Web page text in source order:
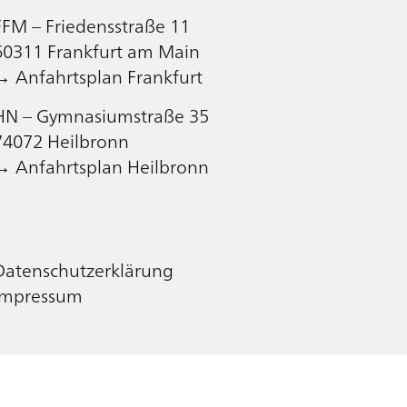
– Friedensstraße 11
Frankfurt am Main
Anfahrtsplan Frankfurt
– Gymnasiumstraße 35
Heilbronn
Anfahrtsplan Heilbronn